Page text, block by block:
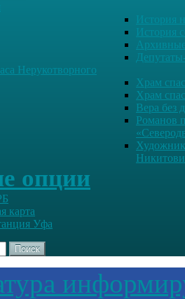
История
История
Нерукотворного
Храм
Храм
Вера без
Романов
опции
карта
Уфа
Поиск